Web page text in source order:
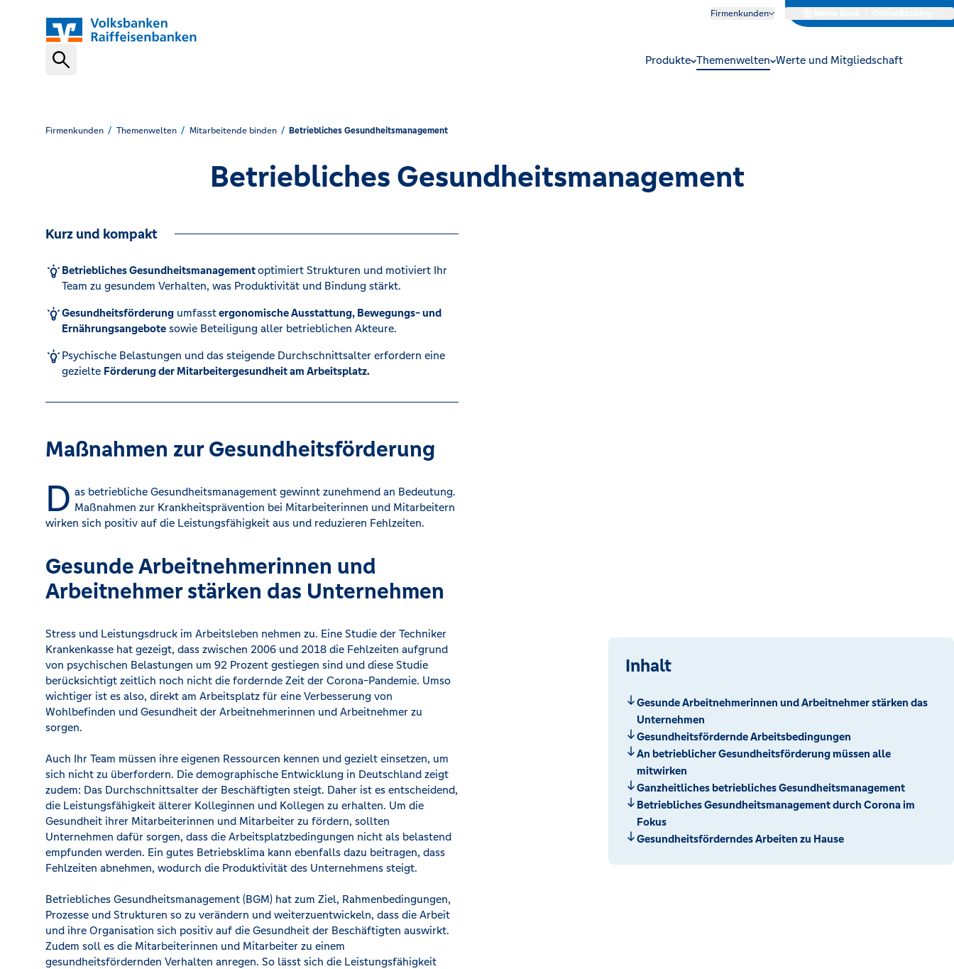
Firmenkunden
Finanzierung
Bargeldlos kassieren
Karte sperren (116 116)
Produkte Themenwelten Werte und Mitgliedschaft
Firmenkunden Themenwelten Mitarbeitende binden Betriebliches Gesundheitsmanagement
Betriebliches Gesundheitsmanagement
Kurz und kompakt
Betriebliches Gesundheitsmanagementoptimiert Strukturen und motiviert Ihr
Team zu gesundem Verhalten, was Produktivität und Bindung stärkt.
Gesundheitsförderung umfasstergonomische Ausstattung, Bewegungs- und
Ernährungsangebote sowie Beteiligung aller betrieblichen Akteure.
Psychische Belastungen und das steigende Durchschnittsalter erfordern eine
gezielte Förderung der Mitarbeitergesundheit am Arbeitsplatz.
Inhalt
Gesunde Arbeitnehmerinnen und Arbeitnehmer stärken das
Unternehmen
Gesundheitsfördernde Arbeitsbedingungen
An betrieblicher Gesundheitsförderung müssen alle
mitwirken
Ganzheitliches betriebliches Gesundheitsmanagement
Betriebliches Gesundheitsmanagement durch Corona im
Fokus
Gesundheitsförderndes Arbeiten zu Hause
Maßnahmen zur Gesundheitsförderung
D as betriebliche Gesundheitsmanagement gewinnt zunehmend an Bedeutung.
Maßnahmen zur Krankheitsprävention bei Mitarbeiterinnen und Mitarbeitern
wirken sich positiv auf die Leistungsfähigkeit aus und reduzieren Fehlzeiten.
Gesunde Arbeitnehmerinnen und
Arbeitnehmer stärken das Unternehmen
Stress und Leistungsdruck im Arbeitsleben nehmen zu. Eine Studie der Techniker
Krankenkasse hat gezeigt, dass zwischen 2006 und 2018 die Fehlzeiten aufgrund
von psychischen Belastungen um 92 Prozent gestiegen sind und diese Studie
berücksichtigt zeitlich noch nicht die fordernde Zeit der Corona-Pandemie. Umso
wichtiger ist es also, direkt am Arbeitsplatz für eine Verbesserung von
Wohlbefinden und Gesundheit der Arbeitnehmerinnen und Arbeitnehmer zu
sorgen.
Auch Ihr Team müssen ihre eigenen Ressourcen kennen und gezielt einsetzen, um
sich nicht zu überfordern. Die demographische Entwicklung in Deutschland zeigt
zudem: Das Durchschnittsalter der Beschäftigten steigt. Daher ist es entscheidend,
die Leistungsfähigkeit älterer Kolleginnen und Kollegen zu erhalten. Um die
Gesundheit ihrer Mitarbeiterinnen und Mitarbeiter zu fördern, sollten
Unternehmen dafür sorgen, dass die Arbeitsplatzbedingungen nicht als belastend
empfunden werden. Ein gutes Betriebsklima kann ebenfalls dazu beitragen, dass
Fehlzeiten abnehmen, wodurch die Produktivität des Unternehmens steigt.
Betriebliches Gesundheitsmanagement (BGM) hat zum Ziel, Rahmenbedingungen,
Prozesse und Strukturen so zu verändern und weiterzuentwickeln, dass die Arbeit
und ihre Organisation sich positiv auf die Gesundheit der Beschäftigten auswirkt.
Zudem soll es die Mitarbeiterinnen und Mitarbeiter zu einem
gesundheitsfördernden Verhalten anregen. So lässt sich die Leistungsfähigkeit